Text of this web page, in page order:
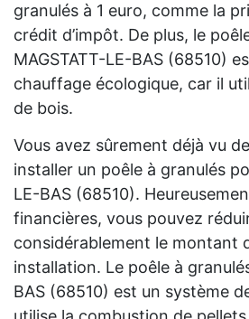
granulés à 1 euro, comme la
crédit d’impôt. De plus, le
MAGSTATT-LE-BAS (68510)
chauffage écologique, car il
de bois.
Vous avez sûrement déjà vu
installer un poêle à granulés
LE-BAS (68510).
financières, vous pouvez
considérablement le montant
installation. Le poêle à
BAS (68510) est un système